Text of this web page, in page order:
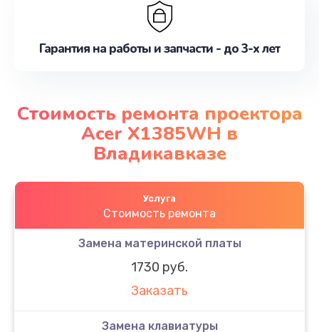
Гарантия на работы и запчасти - до 3-х лет
Стоимость ремонта проектора
Acer X1385WH в
Владикавказе
Услуга
Стоимость ремонта
Замена материнской платы
1730 руб.
Заказать
Замена клавиатуры